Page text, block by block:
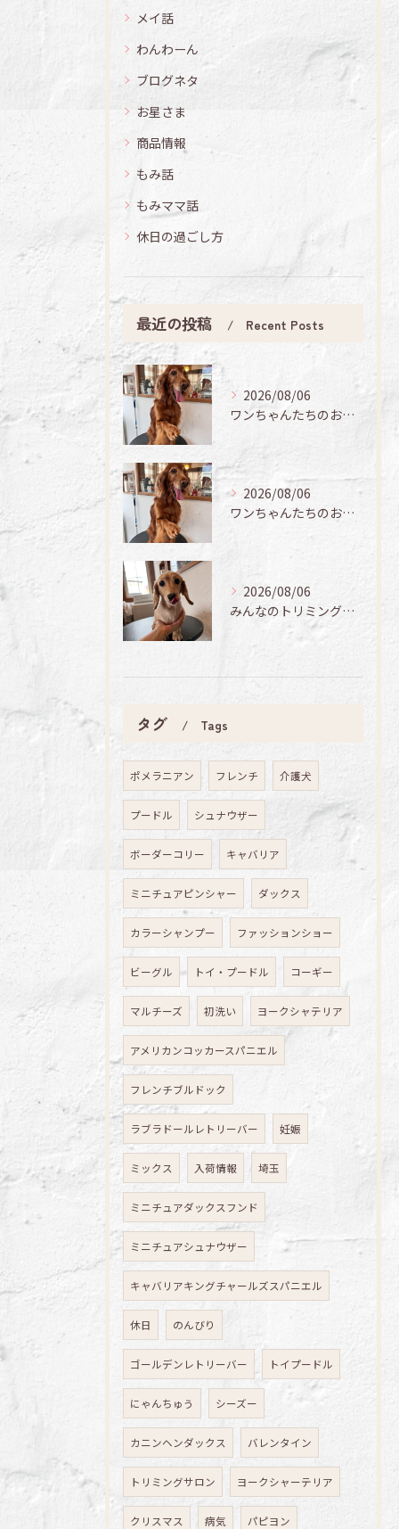
メイ話
わんわーん
ブログネタ
お星さま
商品情報
もみ話
もみママ話
休日の過ごし方
最近の投稿 Recent Posts
2026/08/06
ワンちゃんたちのお手入れ日記🐶✨
2026/08/06
ワンちゃんたちのお手入れ日記🐶✨
2026/08/06
みんなのトリミング日記🌟
タグ Tags
ポメラニアン フレンチ 介護犬
プードル シュナウザー
ボーダーコリー キャバリア
ミニチュアピンシャー ダックス
カラーシャンプー ファッションショー
ビーグル トイ・プードル コーギー
マルチーズ 初洗い ヨークシャテリア
アメリカンコッカースパニエル
フレンチブルドック
ラブラドールレトリーバー 妊娠
ミックス 入荷情報 埼玉
ミニチュアダックスフンド
ミニチュアシュナウザー
キャバリアキングチャールズスパニエル
休日 のんびり
ゴールデンレトリーバー トイプードル
にゃんちゅう シーズー
カニンヘンダックス バレンタイン
トリミングサロン ヨークシャーテリア
クリスマス 病気 パピヨン